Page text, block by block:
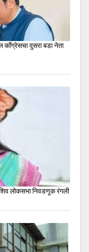
कॉंग्रेसचा दुसरा बडा नेता
लोकसभा निवडणूक रंगली